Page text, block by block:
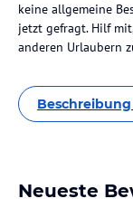
keine allgemeine
jetzt gefragt. Hilf
anderen Urlaubern
Neueste